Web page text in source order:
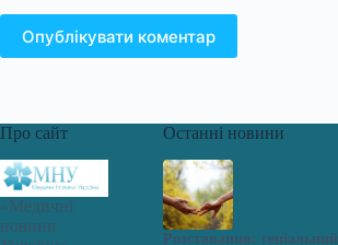
Опублікувати коментар
Про сайт
«Медичні
новини
Останні новини
Розставання: геніальний